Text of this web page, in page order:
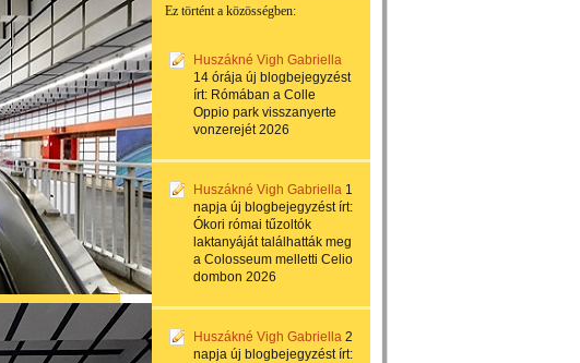
Ez történt a közösségben:
Huszákné Vigh Gabriella
14 órája új blogbejegyzést
írt: Rómában a Colle
Oppio park visszanyerte
vonzerejét 2026
Huszákné Vigh Gabriella 1
napja új blogbejegyzést írt:
Ókori római tűzoltók
laktanyáját találhatták meg
a Colosseum melletti Celio
dombon 2026
Huszákné Vigh Gabriella 2
napja új blogbejegyzést írt: